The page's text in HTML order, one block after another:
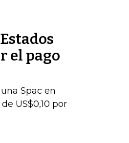
el pago
Spac en
US$0,10 por